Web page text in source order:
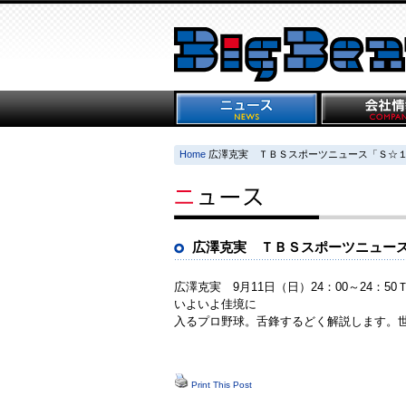
Home 広澤克実 ＴＢＳスポーツニュース「Ｓ☆
広澤克実 ＴＢＳスポーツニュー
広澤克実 9月11日（日）24：00～24：50
いよいよ佳境に
入るプロ野球。舌鋒するどく解説します。
Print This Post